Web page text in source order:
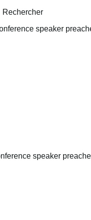
Rechercher
speaker